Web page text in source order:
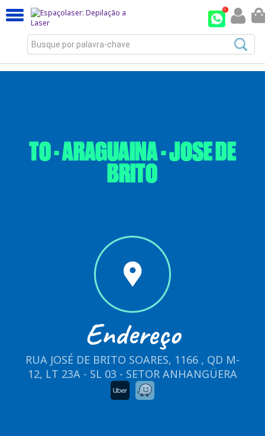
Busque por palavra-chave
TO - ARAGUAINA - JOSE DE
BRITO
Endereço
RUA JOSÉ DE BRITO SOARES, 1166 , QD M-
12, LT 23A - SL 03 - SETOR ANHANGÜERA